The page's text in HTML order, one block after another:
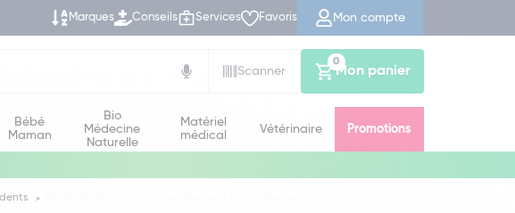
Marques Conseils Services Favoris Mon compte
Scanner
Mon panier
0
Bébé
Maman
Bio
Médecine
Naturelle
Matériel
médical
Vétérinaire Promotions